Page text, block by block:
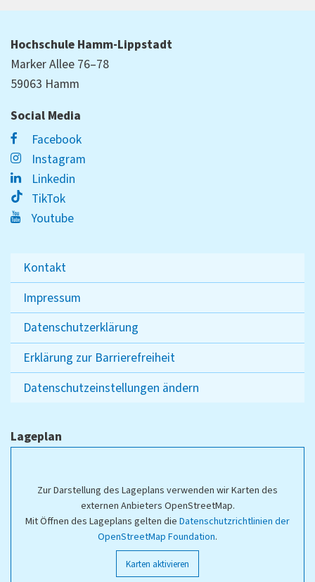
Hochschule Hamm-Lippstadt
Marker Allee 76–78
59063 Hamm
Social Media
Facebook
Instagram
Linkedin
TikTok
Youtube
Kontakt
Impressum
Datenschutzerklärung
Erklärung zur Barrierefreiheit
Datenschutzeinstellungen ändern
Lageplan
Zur Darstellung des Lageplans verwenden wir Karten des
externen Anbieters OpenStreetMap.
Mit Öffnen des Lageplans gelten die Datenschutzrichtlinien der
OpenStreetMap Foundation.
Karten aktivieren